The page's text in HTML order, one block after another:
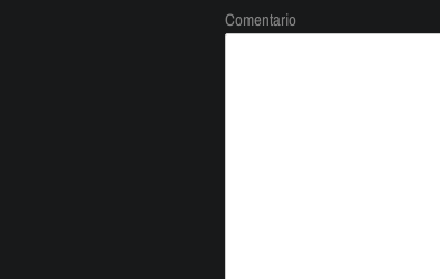
Comentario